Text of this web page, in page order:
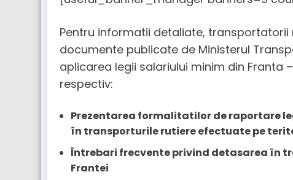
Pentru informatii detaliate,
documente publicate de Ministerul
aplicarea legii salariului minim din Franta
respectiv:
Prezentarea formalitatilor de raportare
în transporturile rutiere efectuate pe
Întrebari frecvente privind detasarea în
Frantei